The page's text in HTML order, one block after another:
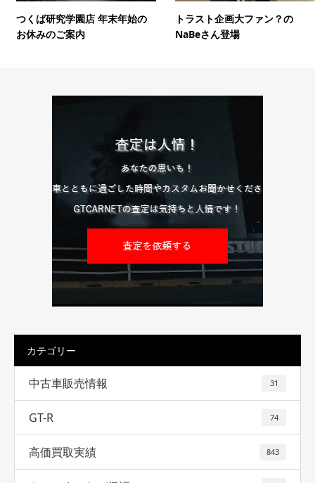
つくば研究学園店 年末年始の
お休みのご案内
トラスト企画大ファン？の
NaBeさん登場
カテゴリー
中古車販売情報 31
GT-R 74
高価買取実績 843